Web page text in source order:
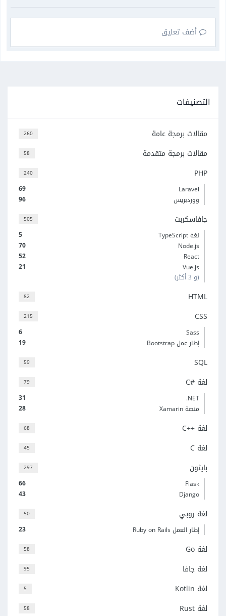
أضف تعليق
التصنيفات
260 مقالات برمجة عامة
58 مقالات برمجة متقدمة
240 PHP
69
Laravel
96
ووردبريس
505 جافاسكربت
5
لغة TypeScript
70
Node.js
52
React
21
Vue.js
(و 3 أكثر)
82 HTML
215 CSS
6
Sass
19
إطار عمل Bootstrap
59 SQL
79 لغة C#‎
31
‎.NET
28
منصة Xamarin
68 لغة C++‎
45 لغة C
297 بايثون
66
Flask
43
Django
50 لغة روبي
23 إطار العمل Ruby on Rails
58 لغة Go
95 لغة جافا
5 لغة Kotlin
58 لغة Rust